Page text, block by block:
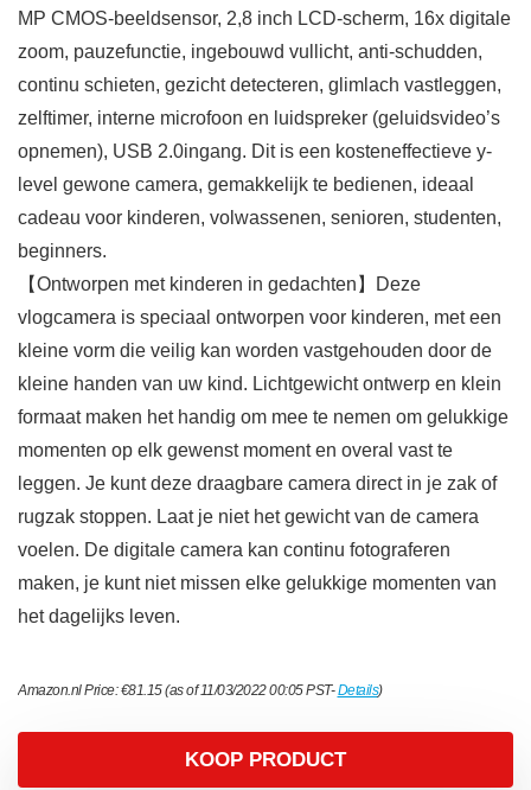
MP CMOS-beeldsensor, 2,8 inch LCD-scherm, 16x digitale
zoom, pauzefunctie, ingebouwd vullicht, anti-schudden,
continu schieten, gezicht detecteren, glimlach vastleggen,
zelftimer, interne microfoon en luidspreker (geluidsvideo’s
opnemen), USB 2.0ingang. Dit is een kosteneffectieve y-
level gewone camera, gemakkelijk te bedienen, ideaal
cadeau voor kinderen, volwassenen, senioren, studenten,
beginners.
【Ontworpen met kinderen in gedachten】Deze
vlogcamera is speciaal ontworpen voor kinderen, met een
kleine vorm die veilig kan worden vastgehouden door de
kleine handen van uw kind. Lichtgewicht ontwerp en klein
formaat maken het handig om mee te nemen om gelukkige
momenten op elk gewenst moment en overal vast te
leggen. Je kunt deze draagbare camera direct in je zak of
rugzak stoppen. Laat je niet het gewicht van de camera
voelen. De digitale camera kan continu fotograferen
maken, je kunt niet missen elke gelukkige momenten van
het dagelijks leven.
Amazon.nl Price:€81.15(as of 11/03/2022 00:05 PST-Details)
KOOP PRODUCT